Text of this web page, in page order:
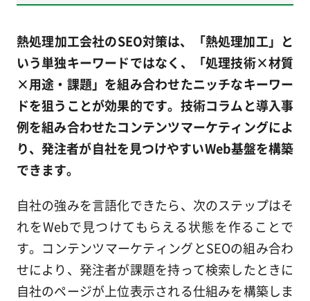
熱処理加工会社のSEO対策は、「熱処理加工」と
いう単独キーワードではなく、「処理技術×材質
×用途・課題」を組み合わせたニッチなキーワー
ドを狙うことが効果的です。技術コラムと導入事
例を組み合わせたコンテンツマーケティングによ
り、発注者が自社を見つけやすいWeb基盤を構築
できます。
自社の強みを言語化できたら、次のステップはそ
れをWebで見つけてもらえる状態を作ることで
す。コンテンツマーケティングとSEOの組み合わ
せにより、発注者が課題を持って検索したときに
自社のページが上位表示される仕組みを構築しま